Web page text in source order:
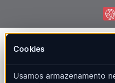
Cookies
Usamos armazenamento
Mapa ao vivo, estatísticas